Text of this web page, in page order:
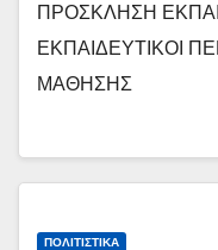
ΠΡΟΣΚΛΗΣΗ
ΕΚΠΑΙΔΕΥΤΙΚΟΙ
ΜΑΘΗΣΗΣ
ΠΟΛΙΤΙΣΤΙΚΆ